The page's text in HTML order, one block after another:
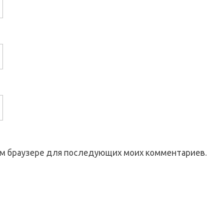
браузере для последующих моих комментариев.